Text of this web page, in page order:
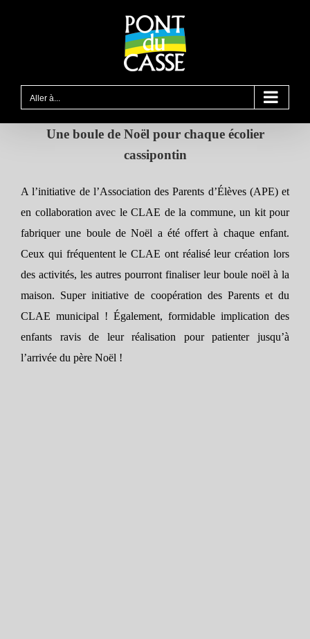
Aller à...
Une boule de Noël pour chaque écolier
cassipontin
A l’initiative de l’Association des Parents d’Élèves (APE) et
en collaboration avec le CLAE de la commune, un kit pour
fabriquer une boule de Noël a été offert à chaque enfant.
Ceux qui fréquentent le CLAE ont réalisé leur création lors
des activités, les autres pourront finaliser leur boule noël à la
maison. Super initiative de coopération des Parents et du
CLAE municipal ! Également, formidable implication des
enfants ravis de leur réalisation pour patienter jusqu’à
l’arrivée du père Noël !